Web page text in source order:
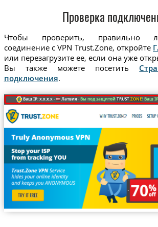
Проверка
Чтобы проверить, правильно
соединение с VPN Trust.Zone, откройте
или перезагрузите ее, если она уже
Вы также можете посетить
подключения.
Ваш IP: x.x.x.x · Латвия ·Вы под защитойTRUST.ZONE! Ваш